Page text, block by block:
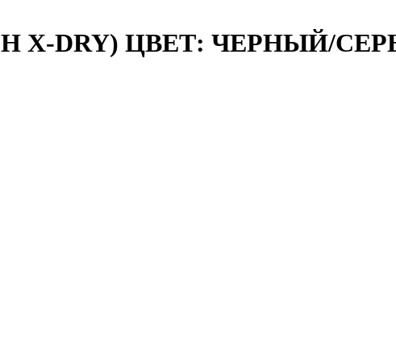
DRY) ЦВЕТ: ЧЕРНЫЙ/